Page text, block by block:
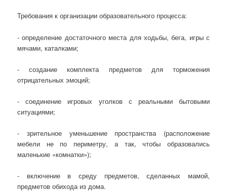
Требования к организации образовательного процесса:
- определение достаточного места для ходьбы, бега, игры с
мячами, каталками;
- создание комплекта предметов для торможения
отрицательных эмоций;
- соединение игровых уголков с реальными бытовыми
ситуациями;
- зрительное уменьшение пространства (расположение
мебели не по периметру, а так, чтобы образовались
маленькие «комнатки»);
- включение в среду предметов, сделанных мамой,
предметов обихода из дома.